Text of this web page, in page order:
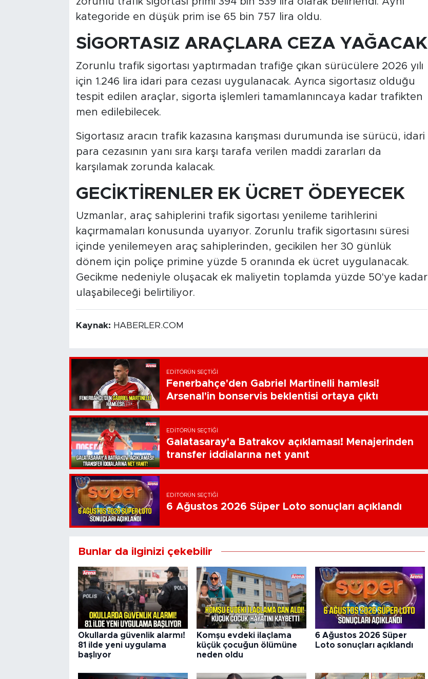
kategoride en düşük prim ise 65 bin 757 lira oldu.
SİGORTASIZ ARAÇLARA CEZA YAĞACAK
Zorunlu trafik sigortası yaptırmadan trafiğe çıkan sürücülere 2026 yılı
için 1.246 lira idari para cezası uygulanacak. Ayrıca sigortasız olduğu
tespit edilen araçlar, sigorta işlemleri tamamlanıncaya kadar trafikten
men edilebilecek.
Sigortasız aracın trafik kazasına karışması durumunda ise sürücü, idari
para cezasının yanı sıra karşı tarafa verilen maddi zararları da
karşılamak zorunda kalacak.
GECİKTİRENLER EK ÜCRET ÖDEYECEK
Uzmanlar, araç sahiplerini trafik sigortası yenileme tarihlerini
kaçırmamaları konusunda uyarıyor. Zorunlu trafik sigortasını süresi
içinde yenilemeyen araç sahiplerinden, gecikilen her 30 günlük
dönem için poliçe primine yüzde 5 oranında ek ücret uygulanacak.
Gecikme nedeniyle oluşacak ek maliyetin toplamda yüzde 50'ye kadar
ulaşabileceği belirtiliyor.
Kaynak: HABERLER.COM
EDITÖRÜN SEÇTIĞI
Fenerbahçe'den Gabriel Martinelli hamlesi!
Arsenal'in bonservis beklentisi ortaya çıktı
EDITÖRÜN SEÇTIĞI
Galatasaray'a Batrakov açıklaması! Menajerinden
transfer iddialarına net yanıt
EDITÖRÜN SEÇTIĞI
6 Ağustos 2026 Süper Loto sonuçları açıklandı
Bunlar da ilginizi çekebilir
Okullarda güvenlik alarmı!
81 ilde yeni uygulama
başlıyor
Komşu evdeki ilaçlama
küçük çocuğun ölümüne
neden oldu
6 Ağustos 2026 Süper
Loto sonuçları açıklandı